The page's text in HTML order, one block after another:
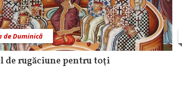
de Duminică
de rugăciune pentru toţi